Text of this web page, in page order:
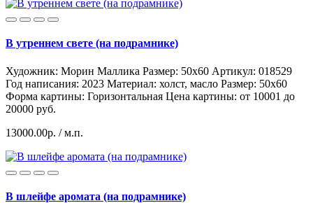
В утреннем свете (на подрамнике)
Художник: Морин Маллика Размер: 50x60 Артикул: 018529
Год написания: 2023 Материал: холст, масло Размер: 50х60
Форма картины: Горизонтальная Цена картины: от 10001 до
20000 руб.
13000.00р. / м.п.
В шлейфе аромата (на подрамнике)